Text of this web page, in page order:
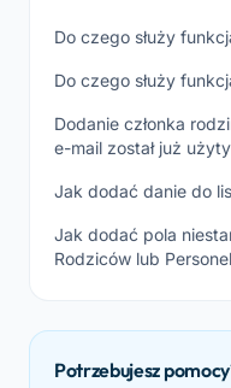
Do czego służy
Do czego służy
Dodanie członka
e-mail został już użyty
Jak dodać danie do
Jak dodać pola
Rodziców lub
Potrzebujesz